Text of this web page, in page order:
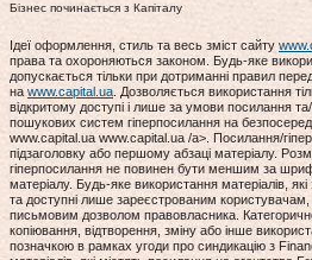
Бізнес починається з Капіталу
Ідеї оформлення, стиль та весь зміст сайту
права та охороняються законом. Будь-яке
допускається тільки при дотриманні правил
на www.capital.ua . Дозволяється використання
відкритому доступі і лише за умови посилання
пошукових систем гіперпосилання на
www.capital.ua www.capital.ua /a>. Посилання/
підзаголовку або першому абзаці матеріалу.
гіперпосилання не повинен бути меншим за
матеріалу. Будь-яке використання матеріалів,
та доступні лише зареєстрованим
письмовим дозволом правовласника.
копіювання, відтворення, зміну або інше
позначкою в рамках угоди про синдикацію з